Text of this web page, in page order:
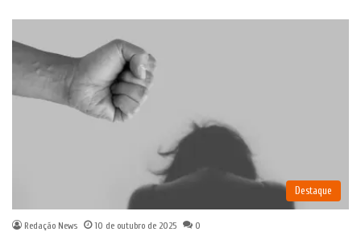
Destaque
Redação News 10 de outubro de 2025 0